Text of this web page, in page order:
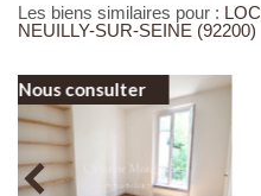
Les biens similaires pour :
NEUILLY-SUR-SEINE (92200)
Nous